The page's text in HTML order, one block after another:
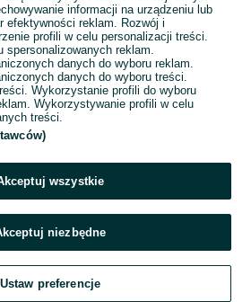
informacji na urządzeniu lub
efektywności reklam. Rozwój i
profili w celu personalizacji treści.
spersonalizowanych reklam.
danych do wyboru reklam.
danych do wyboru treści.
Wykorzystanie profili do wyboru
Wykorzystywanie profili w celu
treści.
wszystkie
niezbędne
Ustaw preferencje